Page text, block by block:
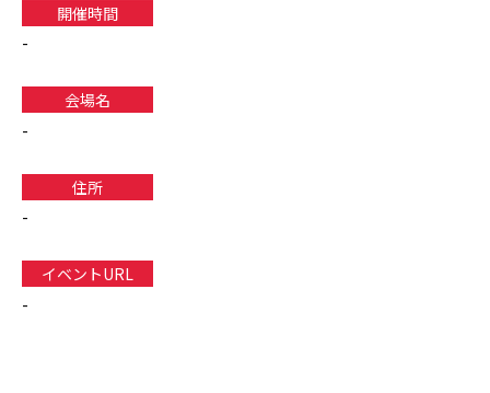
開催時間
-
会場名
-
住所
-
イベントURL
-